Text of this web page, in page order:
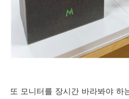
또 모니터를 장시간 바라봐야 하